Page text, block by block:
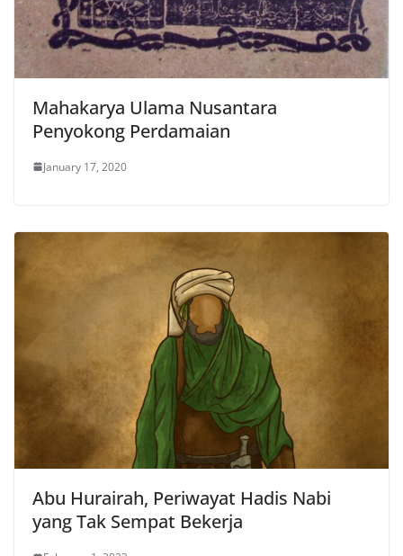
Mahakarya Ulama Nusantara
Penyokong Perdamaian
January 17, 2020
Abu Hurairah, Periwayat Hadis Nabi
yang Tak Sempat Bekerja